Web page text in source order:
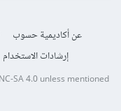
عن أكاديمية حسوب
إرشادات الاستخدام
SA 4.0unless mentioned